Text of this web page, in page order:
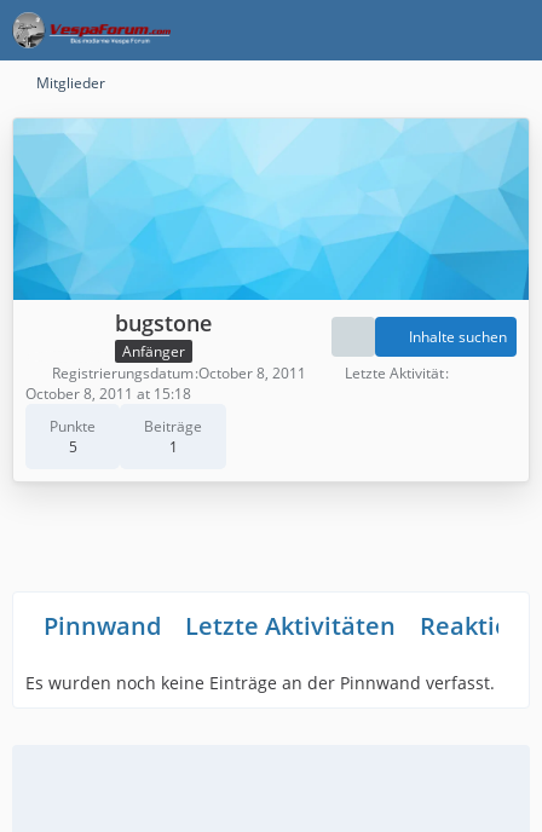
Mitglieder
bugstone
Anfänger
Punkte
5
Beiträge
1
Inhalte suchen
Registrierungsdatum October 8, 2011
Letzte Aktivität
October 8, 2011 at 15:18
Pinnwand Letzte Aktivitäten
Es wurden noch keine Einträge an der Pinnwand verfasst.